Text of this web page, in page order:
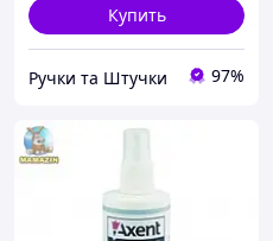
Купить
Ручки та Штучки 97%